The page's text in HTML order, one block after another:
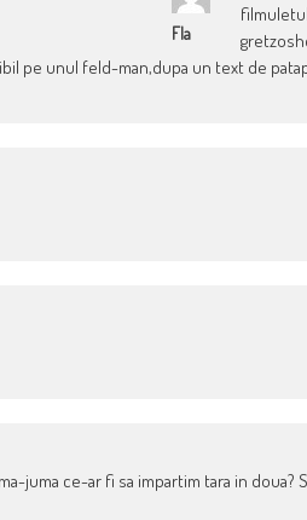
Fla
pe unul feld-man,dupa un text de
juma ce-ar fi sa impartim tara in doua?